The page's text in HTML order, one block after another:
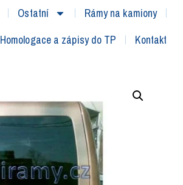
Ostatní
Rámy na kamiony
Homologace a zápisy do TP
Kontakt